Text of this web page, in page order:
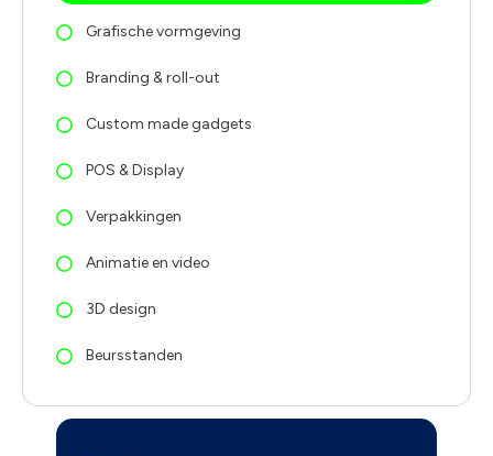
Grafische vormgeving
Branding & roll-out
Custom made gadgets
POS & Display
Verpakkingen
Animatie en video
3D design
Beursstanden